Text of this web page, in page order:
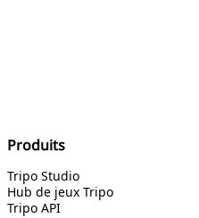
Produits
Tripo Studio
Hub de jeux Tripo
Tripo API